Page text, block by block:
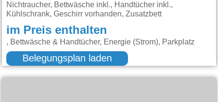
Nichtraucher, Bettwäsche inkl., Handtücher inkl.,
Kühlschrank, Geschirr vorhanden, Zusatzbett
im Preis enthalten
, Bettwäsche & Handtücher, Energie (Strom), Parkplatz
Belegungsplan laden